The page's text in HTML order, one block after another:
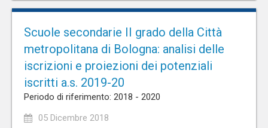
Scuole secondarie II grado della Città
metropolitana di Bologna: analisi delle
iscrizioni e proiezioni dei potenziali
iscritti a.s. 2019-20
Periodo di riferimento: 2018 - 2020
05 Dicembre 2018